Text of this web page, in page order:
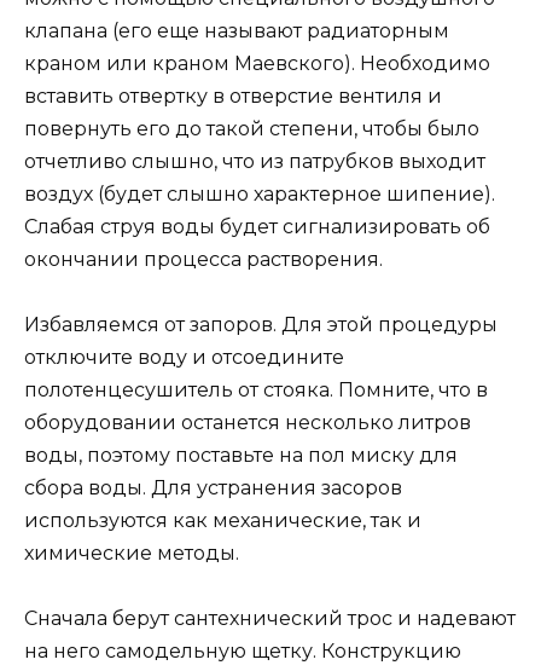
клапана (его еще называют радиаторным
краном или краном Маевского). Необходимо
вставить отвертку в отверстие вентиля и
повернуть его до такой степени, чтобы было
отчетливо слышно, что из патрубков выходит
воздух (будет слышно характерное шипение).
Слабая струя воды будет сигнализировать об
окончании процесса растворения.
Избавляемся от запоров. Для этой процедуры
отключите воду и отсоедините
полотенцесушитель от стояка. Помните, что в
оборудовании останется несколько литров
воды, поэтому поставьте на пол миску для
сбора воды. Для устранения засоров
используются как механические, так и
химические методы.
Сначала берут сантехнический трос и надевают
на него самодельную щетку. Конструкцию